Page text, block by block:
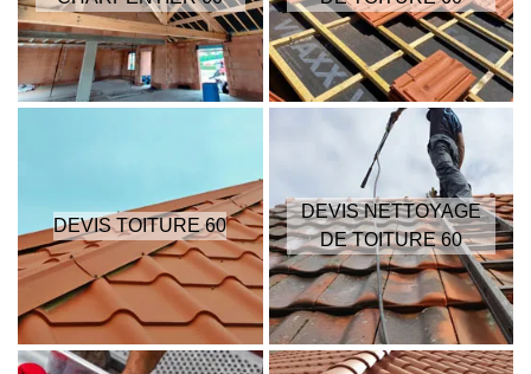
DEVIS TOITURE 60
DEVIS NETTOYAGE
DE TOITURE 60